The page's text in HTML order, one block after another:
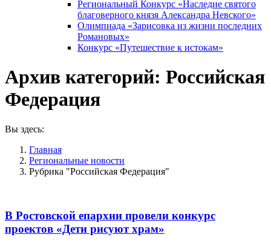
Региональный Конкурс «Наследие святого
благоверного князя Александра Невского»
Олимпиада «Зарисовка из жизни последних
Романовых»
Конкурс «Путешествие к истокам»
Архив категорий: Российская
Федерация
Вы здесь:
Главная
Pегиональные новости
Рубрика "Российская Федерация"
В Ростовской епархии провели конкурс
проектов «Дети рисуют храм»